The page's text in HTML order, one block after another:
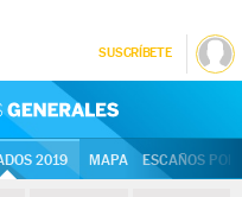
SUSCRÍBETE
2019 MAPA ESCAÑOS